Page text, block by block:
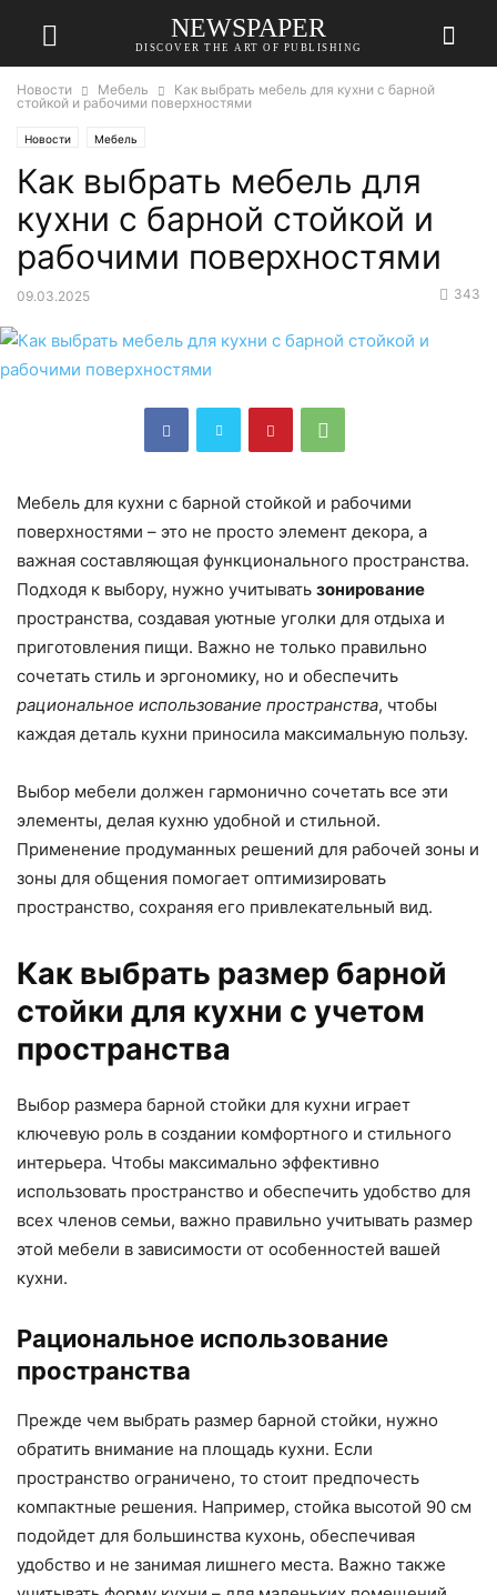
NEWSPAPER
DISCOVER THE ART OF PUBLISHING
Новости Мебель
Как выбрать мебель для кухни с барной
стойкой и рабочими поверхностями
Новости Мебель
Как выбрать мебель для
кухни с барной стойкой и
рабочими поверхностями
09.03.2025 343
Мебель для кухни с барной стойкой и рабочими
поверхностями – это не просто элемент декора, а
важная составляющая функционального пространства.
Подходя к выбору, нужно учитывать зонирование
пространства, создавая уютные уголки для отдыха и
приготовления пищи. Важно не только правильно
сочетать стиль и эргономику, но и обеспечить
рациональное использование пространства, чтобы
каждая деталь кухни приносила максимальную пользу.
Выбор мебели должен гармонично сочетать все эти
элементы, делая кухню удобной и стильной.
Применение продуманных решений для рабочей зоны и
зоны для общения помогает оптимизировать
пространство, сохраняя его привлекательный вид.
Как выбрать размер барной
стойки для кухни с учетом
пространства
Выбор размера барной стойки для кухни играет
ключевую роль в создании комфортного и стильного
интерьера. Чтобы максимально эффективно
использовать пространство и обеспечить удобство для
всех членов семьи, важно правильно учитывать размер
этой мебели в зависимости от особенностей вашей
кухни.
Рациональное использование
пространства
Прежде чем выбрать размер барной стойки, нужно
обратить внимание на площадь кухни. Если
пространство ограничено, то стоит предпочесть
компактные решения. Например, стойка высотой 90 см
подойдет для большинства кухонь, обеспечивая
удобство и не занимая лишнего места. Важно также